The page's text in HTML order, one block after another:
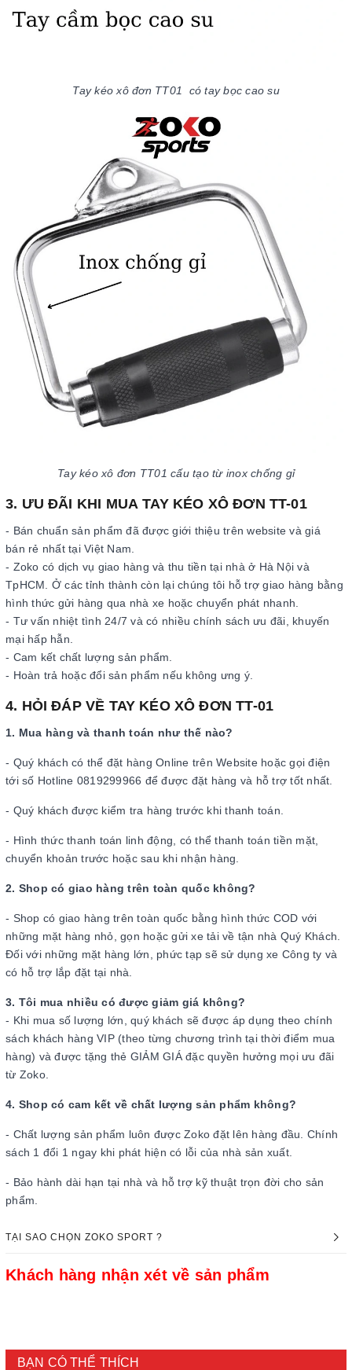
Tay kéo xô đơn TT01 có tay bọc cao su
Tay kéo xô đơn TT01 cấu tạo từ inox chống gỉ
3. ƯU ĐÃI KHI MUA TAY KÉO XÔ ĐƠN TT-01
- Bán chuẩn sản phẩm đã được giới thiệu trên website và giá
bán rẻ nhất tại Việt Nam.
- Zoko có dịch vụ giao hàng và thu tiền tại nhà ở Hà Nội và
TpHCM. Ở các tỉnh thành còn lại chúng tôi hỗ trợ giao hàng bằng
hình thức gửi hàng qua nhà xe hoặc chuyển phát nhanh.
- Tư vấn nhiệt tình 24/7 và có nhiều chính sách ưu đãi, khuyến
mại hấp hẫn.
- Cam kết chất lượng sản phẩm.
- Hoàn trả hoặc đổi sản phẩm nếu không ưng ý.
4. HỎI ĐÁP VỀ TAY KÉO XÔ ĐƠN TT-01
1. Mua hàng và thanh toán như thế nào?
- Quý khách có thể đặt hàng Online trên Website hoặc gọi điện
tới số Hotline 0819299966 để được đặt hàng và hỗ trợ tốt nhất.
- Quý khách được kiểm tra hàng trước khi thanh toán.
- Hình thức thanh toán linh động, có thể thanh toán tiền mặt,
chuyển khoản trước hoặc sau khi nhận hàng.
2. Shop có giao hàng trên toàn quốc không?
- Shop có giao hàng trên toàn quốc bằng hình thức COD với
những mặt hàng nhỏ, gọn hoặc gửi xe tải về tận nhà Quý Khách.
Đối với những mặt hàng lớn, phức tạp sẽ sử dụng xe Công ty và
có hỗ trợ lắp đặt tại nhà.
3. Tôi mua nhiều có được giảm giá không?
- Khi mua số lượng lớn, quý khách sẽ được áp dụng theo chính
sách khách hàng VIP (theo từng chương trình tại thời điểm mua
hàng) và được tặng thẻ GIẢM GIÁ đặc quyền hưởng mọi ưu đãi
từ Zoko.
4. Shop có cam kết về chất lượng sản phẩm không?
- Chất lượng sản phẩm luôn được Zoko đặt lên hàng đầu. Chính
sách 1 đổi 1 ngay khi phát hiện có lỗi của nhà sản xuất.
- Bảo hành dài hạn tại nhà và hỗ trợ kỹ thuật trọn đời cho sản
phẩm.
TẠI SAO CHỌN ZOKO SPORT ?
Khách hàng nhận xét về sản phẩm
BẠN CÓ THỂ THÍCH